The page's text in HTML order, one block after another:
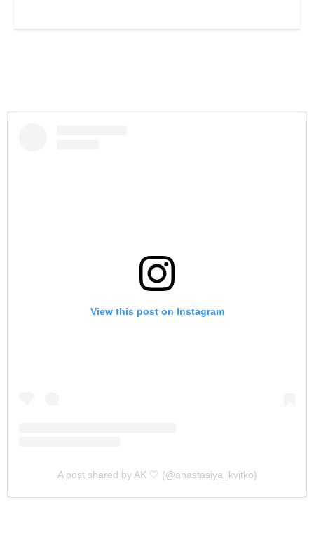
View this post on Instagram
A post shared by AK 🤍 (@anastasiya_kvitko)